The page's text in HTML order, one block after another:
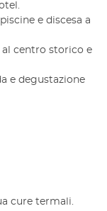
e discesa a
al centro storico e
e degustazione
cure termali.